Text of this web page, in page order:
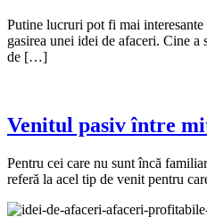
Putine lucruri pot fi mai
gasirea unei idei de afaceri. Cine a
de […]
Venitul pasiv între
Pentru cei care nu sunt încă
referă la acel tip de venit pentru